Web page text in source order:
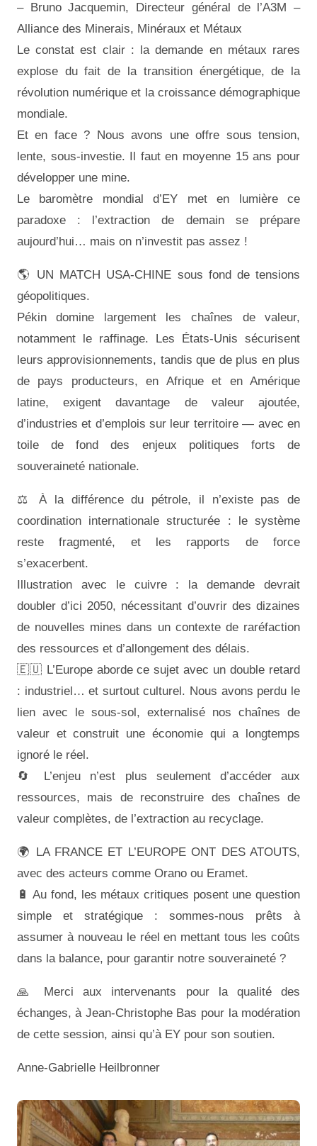
– Bruno Jacquemin, Directeur général de l’A3M –
Alliance des Minerais, Minéraux et Métaux
Le constat est clair : la demande en métaux rares
explose du fait de la transition énergétique, de la
révolution numérique et la croissance démographique
mondiale.
Et en face ? Nous avons une offre sous tension,
lente, sous-investie. Il faut en moyenne 15 ans pour
développer une mine.
Le baromètre mondial d’EY met en lumière ce
paradoxe : l’extraction de demain se prépare
aujourd’hui… mais on n’investit pas assez !
🌎 UN MATCH USA-CHINE sous fond de tensions
géopolitiques.
Pékin domine largement les chaînes de valeur,
notamment le raffinage. Les États-Unis sécurisent
leurs approvisionnements, tandis que de plus en plus
de pays producteurs, en Afrique et en Amérique
latine, exigent davantage de valeur ajoutée,
d’industries et d’emplois sur leur territoire — avec en
toile de fond des enjeux politiques forts de
souveraineté nationale.
⚖️ À la différence du pétrole, il n’existe pas de
coordination internationale structurée : le système
reste fragmenté, et les rapports de force
s’exacerbent.
Illustration avec le cuivre : la demande devrait
doubler d’ici 2050, nécessitant d’ouvrir des dizaines
de nouvelles mines dans un contexte de raréfaction
des ressources et d’allongement des délais.
🇪🇺 L’Europe aborde ce sujet avec un double retard
: industriel… et surtout culturel. Nous avons perdu le
lien avec le sous-sol, externalisé nos chaînes de
valeur et construit une économie qui a longtemps
ignoré le réel.
🔄 L’enjeu n’est plus seulement d’accéder aux
ressources, mais de reconstruire des chaînes de
valeur complètes, de l’extraction au recyclage.
🌍 LA FRANCE ET L’EUROPE ONT DES ATOUTS,
avec des acteurs comme Orano ou Eramet.
🔋 Au fond, les métaux critiques posent une question
simple et stratégique : sommes-nous prêts à
assumer à nouveau le réel en mettant tous les coûts
dans la balance, pour garantir notre souveraineté ?
🙏 Merci aux intervenants pour la qualité des
échanges, à Jean-Christophe Bas pour la modération
de cette session, ainsi qu’à EY pour son soutien.
Anne-Gabrielle Heilbronner